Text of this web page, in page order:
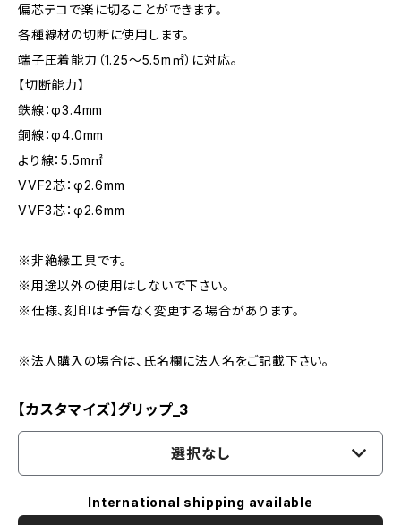
偏芯テコで楽に切ることができます。
各種線材の切断に使用します。
端子圧着能力（1.25〜5.5m㎡）に対応。
【切断能力】
鉄線：φ3.4mm
銅線：φ4.0mm
より線：5.5m㎡
VVF2芯：φ2.6mm
VVF3芯：φ2.6mm
※非絶縁工具です。
※用途以外の使用はしないで下さい。
※仕様、刻印は予告なく変更する場合があります。
※法人購入の場合は、氏名欄に法人名をご記載下さい。
【カスタマイズ】グリップ_3
選択なし
International shipping available